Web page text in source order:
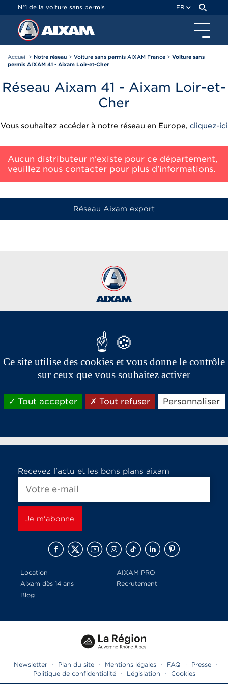
N°1 de la voiture sans permis FR
Accueil > Notre réseau > Voiture sans permis AIXAM France > Voiture sans
permis AIXAM 41 - Aixam Loir-et-Cher
Réseau Aixam 41 - Aixam Loir-et-
Cher
Vous souhaitez accéder à notre réseau en Europe, cliquez-ici
Aucun distributeur n'existe pour ce département,
veuillez nous contacter pour plus d'informations.
Réseau Aixam export
Les marques du groupe Aixam,
spécialistes vente et location de voiture sans permis
Recevez l'actu et les bons plans aixam
Location
AIXAM PRO
Aixam dès 14 ans
Recrutement
Blog
Newsletter · Plan du site · Mentions légales · FAQ · Presse
·
Politique de confidentialité
· Législation · Cookies
Panneau de gestion des cookies
Ce site utilise des cookies et vous donne le contrôle
sur ceux que vous souhaitez activer
Tout accepter Tout refuser Personnaliser